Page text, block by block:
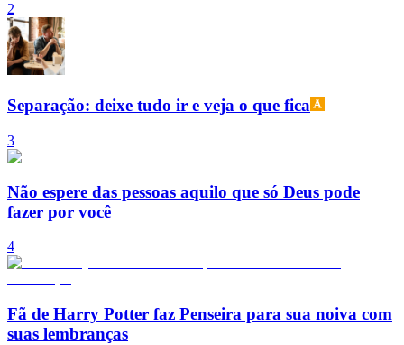
2
Separação: deixe tudo ir e veja o que fica
3
Não espere das pessoas aquilo que só Deus pode
fazer por você
4
Fã de Harry Potter faz Penseira para sua noiva com
suas lembranças